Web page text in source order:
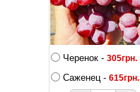
Черенок - 305грн.
Саженец - 615грн.